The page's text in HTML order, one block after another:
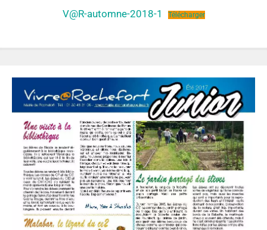
V@R-automne-2018-1 Télécharger